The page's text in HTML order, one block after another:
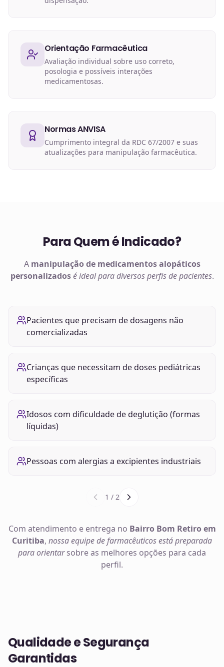
Orientação Farmacêutica
Avaliação individual sobre uso correto,
posologia e possíveis interações
medicamentosas.
Normas ANVISA
Cumprimento integral da RDC 67/2007 e suas
atualizações para manipulação farmacêutica.
Para Quem é Indicado?
A manipulação de medicamentos alopáticos
personalizados é ideal para diversos perfis de pacientes.
Pacientes que precisam de dosagens não
comercializadas
Crianças que necessitam de doses pediátricas
específicas
Idosos com dificuldade de deglutição (formas
líquidas)
Pessoas com alergias a excipientes industriais
1 / 2
Com atendimento e entrega no Bairro Bom Retiro em
Curitiba, nossa equipe de farmacêuticos está preparada
para orientarsobre as melhores opções para cada
perfil.
Qualidade e Segurança
Garantidas